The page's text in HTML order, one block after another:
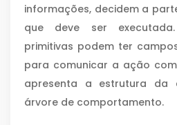
informações, decidem a
que deve ser
primitivas podem ter
para comunicar a ação
apresenta a estrutura da
árvore de comportamento.